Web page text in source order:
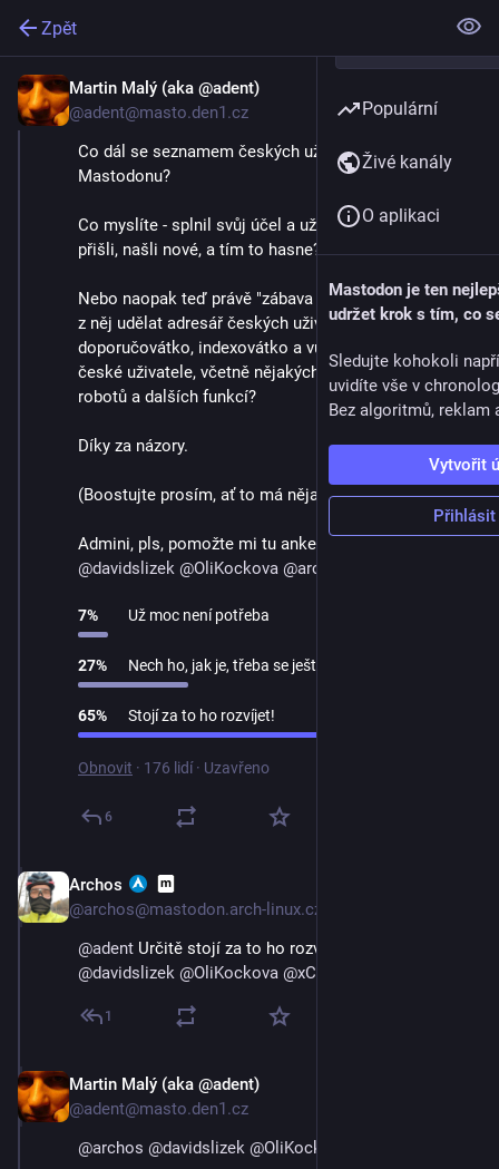
Zpět
Martin Malý (aka @adent)
@adent@masto.den1.cz
Co dál se seznamem českých uživatelů na
Mastodonu?
Co myslíte - splnil svůj účel a už není potřeba? Lidi
přišli, našli nové, a tím to hasne?
Nebo naopak teď právě "zábava začíná" a bylo by fajn
z něj udělat adresář českých uživatelů,
doporučovátko, indexovátko a vůbec styčný bod pro
české uživatele, včetně nějakých plánovačů srazů,
robotů a dalších funkcí?
Díky za názory.
(Boostujte prosím, ať to má nějakou relevanci)
@davidslizek @OliKockova @archos
7% Už moc není potřeba
27% Nech ho, jak je, třeba se ještě někomu hodí
65% Stojí za to ho rozvíjet!
Obnovit · 176 lidí· Uzavřeno
6
Archos
@archos@mastodon.arch-linux.cz
@adent Určitě stojí za to ho rozvíjet. 👍
@davidslizek @OliKockova @xChaos
1
Martin Malý (aka @adent)
@adent@masto.den1.cz
@archos @davidslizek @OliKockova
Populární
Živé kanály
O aplikaci
Mastodon je ten
udržet krok s tím, co
Sledujte kohokoli
uvidíte vše v
Bez algoritmů, reklam
Vytvořit
Přihlásit